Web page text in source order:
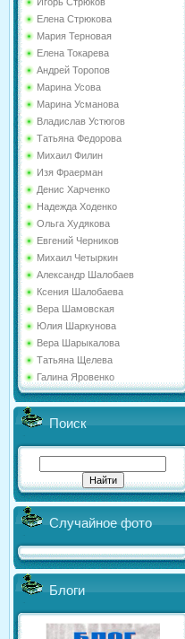
Елена Стрюкова
Мария Терновая
Елена Токарева
Андрей Торопов
Марина Усова
Марина Усманова
Владислав Устюгов
Татьяна Федорова
Михаил Филин
Изя Фраерман
Денис Харченко
Надежда Ходенко
Ольга Худякова
Евгений Черников
Михаил Четыркин
Александр Шалобаев
Ксения Шалобаева
Вера Шамовская
Юлия Шаркунова
Вера Шарыкалова
Татьяна Щелева
Галина Яровенко
Поиск
Случайное фото
Блоги